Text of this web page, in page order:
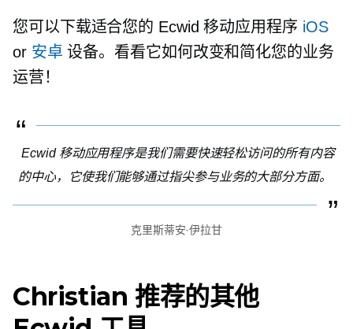
您可以下载适合您的 Ecwid 移动应用程序 iOS
or 安卓 设备。看看它如何改变和简化您的业务
运营！
Ecwid 移动应用程序是我们需要快速轻松访问的所有内容
的中心，它使我们能够通过指尖参与业务的大部分方面。
克里斯蒂安·伊拉甘
Christian 推荐的其他